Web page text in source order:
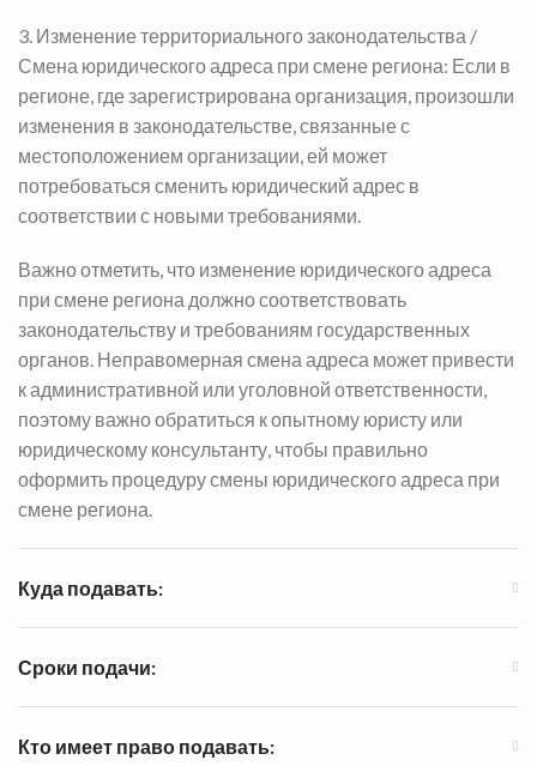
3. Изменение территориального законодательства /
Смена юридического адреса при смене региона: Если в
регионе, где зарегистрирована организация, произошли
изменения в законодательстве, связанные с
местоположением организации, ей может
потребоваться сменить юридический адрес в
соответствии с новыми требованиями.
Важно отметить, что изменение юридического адреса
при смене региона должно соответствовать
законодательству и требованиям государственных
органов. Неправомерная смена адреса может привести
к административной или уголовной ответственности,
поэтому важно обратиться к опытному юристу или
юридическому консультанту, чтобы правильно
оформить процедуру смены юридического адреса при
смене региона.
Куда подавать:
Сроки подачи:
Кто имеет право подавать: